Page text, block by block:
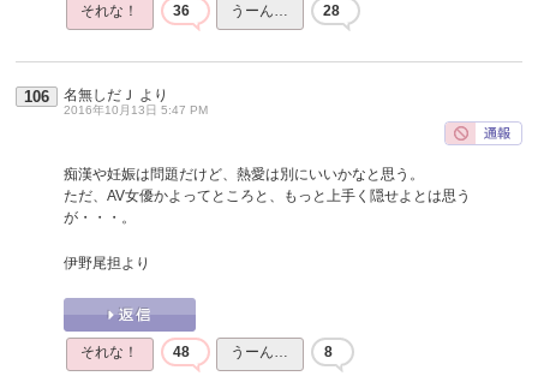
それな！ 36 うーん… 28
106 名無しだＪ より
2016年10月13日 5:47 PM
痴漢や妊娠は問題だけど、熱愛は別にいいかなと思う。
ただ、AV女優かよってところと、もっと上手く隠せよとは思う
が・・・。
伊野尾担より
それな！ 48 うーん… 8